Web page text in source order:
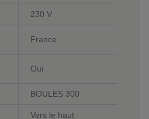
230 V
France
Oui
BOULES 300
Vers le haut